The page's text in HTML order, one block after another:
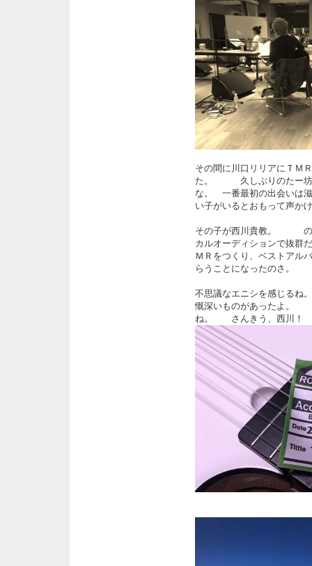
その間に川口リリアにＴＭ
た。 久しぶりのたー坊
な。 一番最初の出会いは
い子がいるとおもって声か
その子が西川貴教。 のち
カルオーディションで抜
ＭＲをつくり、ベストアル
らうことになったのさ。
不思議なエニシを感じる
慨深いものがあったよ。
ね。 さんきう、西川！